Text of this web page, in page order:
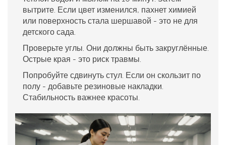
вытрите. Если цвет изменился, пахнет химией
или поверхность стала шершавой - это не для
детского сада.
Проверьте углы. Они должны быть закруглённые.
Острые края - это риск травмы.
Попробуйте сдвинуть стул. Если он скользит по
полу - добавьте резиновые накладки.
Стабильность важнее красоты.